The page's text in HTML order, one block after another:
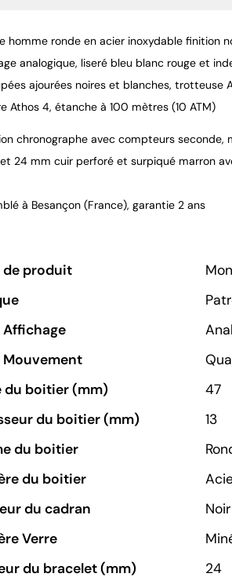
homme ronde en acier inoxydable finition
analogique, liseré bleu blanc rouge et
ajourées noires et blanches, trotteuse
Athos 4, étanche à 100 mètres (10 ATM)
chronographe avec compteurs seconde,
24 mm cuir perforé et surpiqué marron
à Besançon (France), garantie 2 ans
de produit
Affichage
Mouvement
du boitier (mm)
47
du boitier (mm)
13
du boitier
du boitier
du cadran
Noir
Verre
du bracelet (mm)
24